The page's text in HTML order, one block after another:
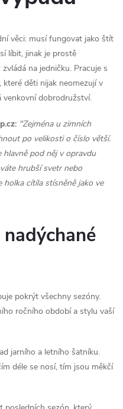
věci: musí fungovat jako štít
líbit, jinak je prostě
na jedničku. Pracuje s
které děti nijak neomezují v
venkovní dobrodružství.
"Zejména u zimních
po velikosti o číslo větší.
hlavně pod něj v opravdu
hrubší svetr nebo
cítila stísněně jako ve
pokrýt všechny sezóny.
ročního období a stylu vaší
jarního a letního šatníku.
déle se nosí, tím jsou měkčí